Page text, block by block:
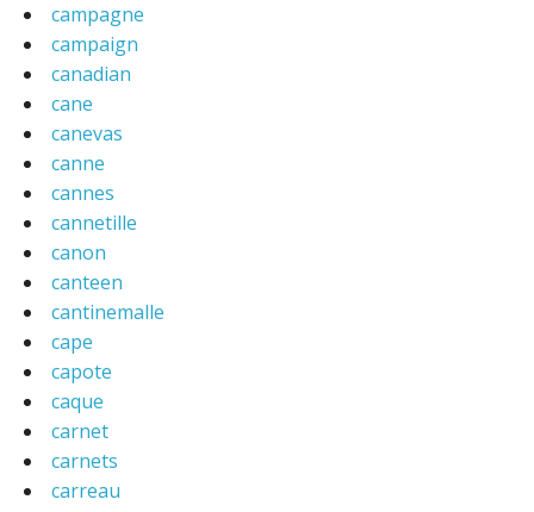
campagne
campaign
canadian
cane
canevas
canne
cannes
cannetille
canon
canteen
cantinemalle
cape
capote
caque
carnet
carnets
carreau